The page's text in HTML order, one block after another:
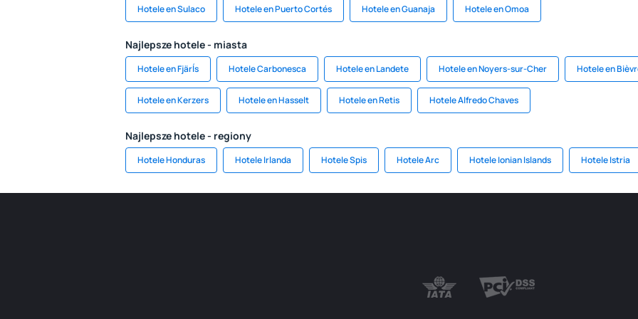
Hotele en Sulaco Hotele en Puerto Cortés Hotele en Guanaja Hotele en Omoa
Najlepsze hotele - miasta
Hotele en Fjärĺs Hotele Carbonesca Hotele en Landete Hotele en Noyers-sur-Cher Hotele en
Hotele en Kerzers Hotele en Hasselt Hotele en Retis Hotele Alfredo Chaves
Najlepsze hotele - regiony
Hotele Honduras Hotele Irlanda Hotele Spis Hotele Arc Hotele Ionian Islands Hotele Istria